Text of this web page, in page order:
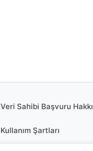
Veri Sahibi Başvuru Hakkı
Kullanım Şartları